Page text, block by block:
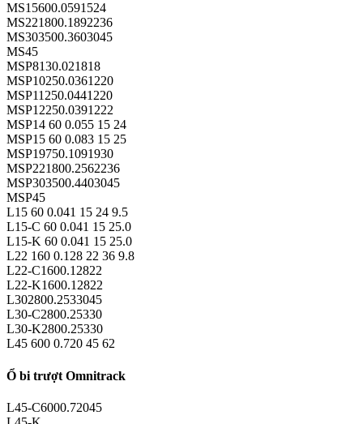
MS15600.0591524
MS221800.1892236
MS303500.3603045
MS45
MSP8130.021818
MSP10250.0361220
MSP11250.0441220
MSP12250.0391222
MSP14 60 0.055 15 24
MSP15 60 0.083 15 25
MSP19750.1091930
MSP221800.2562236
MSP303500.4403045
MSP45
L15 60 0.041 15 24 9.5
L15-C 60 0.041 15 25.0
L15-K 60 0.041 15 25.0
L22 160 0.128 22 36 9.8
L22-C1600.12822
L22-K1600.12822
L302800.2533045
L30-C2800.25330
L30-K2800.25330
L45 600 0.720 45 62
Ổ bi trượt Omnitrack
L45-C6000.72045